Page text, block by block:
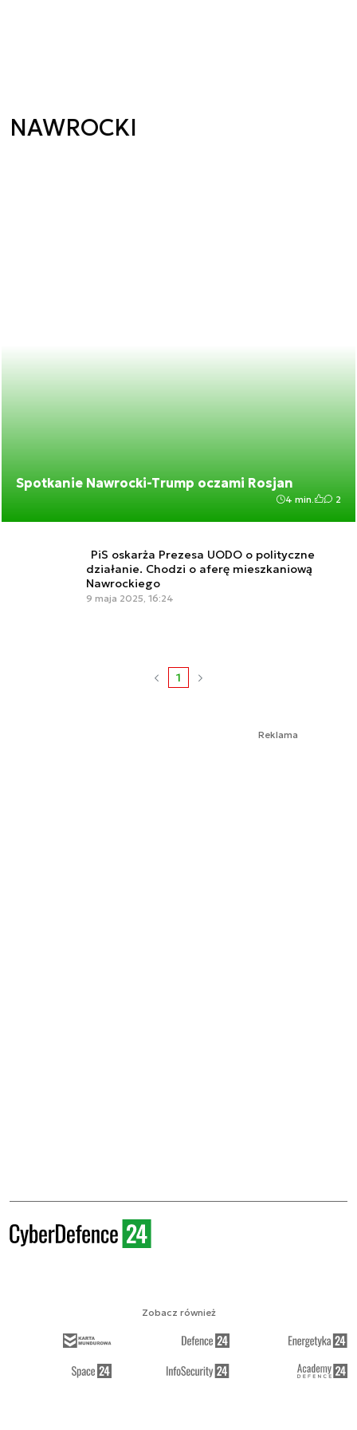
NAWROCKI
Spotkanie Nawrocki-Trump oczami Rosjan
4 min. 2
PiS oskarża Prezesa UODO o polityczne
działanie. Chodzi o aferę mieszkaniową
Nawrockiego
9 maja 2025, 16:24
1
Reklama
Zobacz również